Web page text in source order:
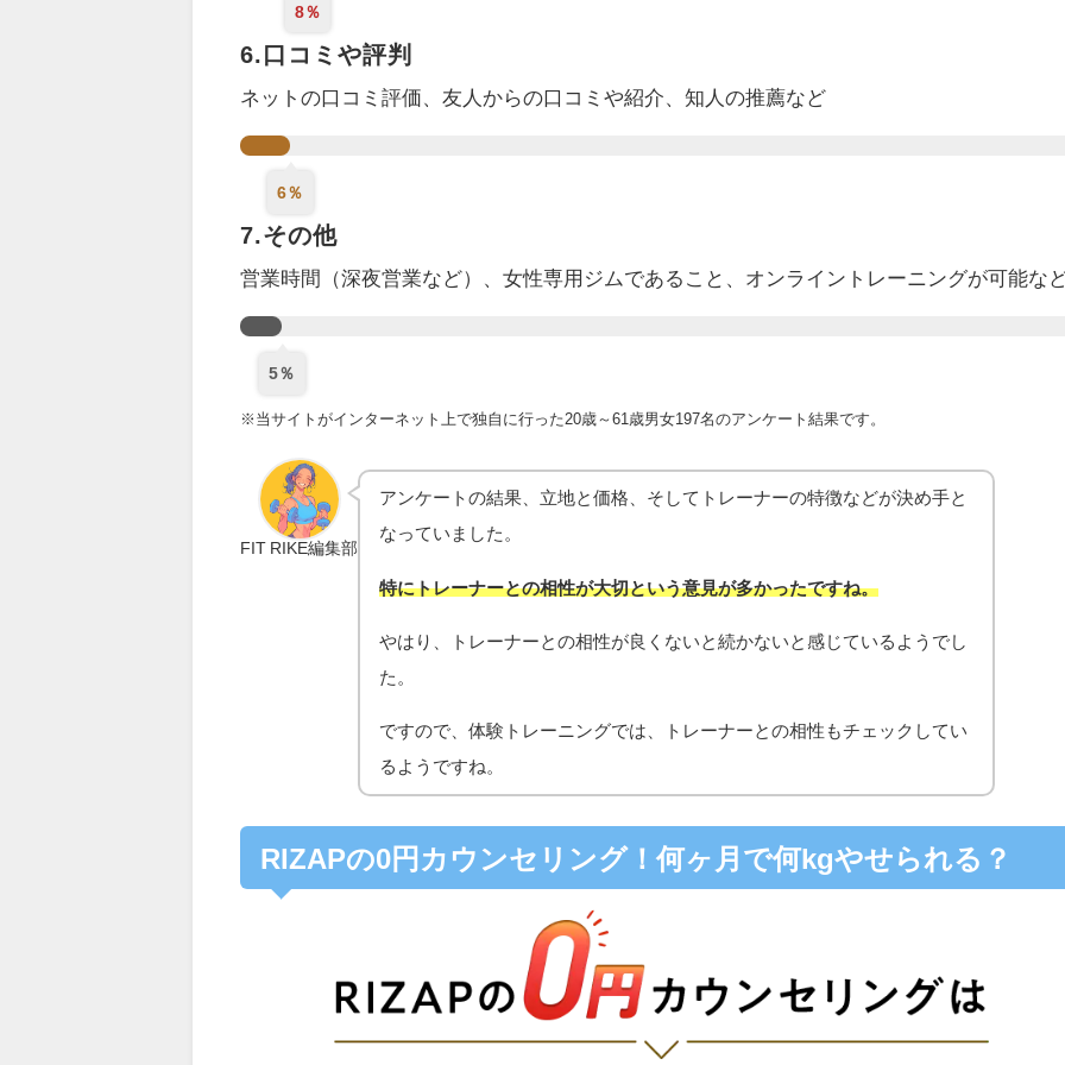
8％
6.口コミや評判
ネットの口コミ評価、友人からの口コミや紹介 、知人の推薦など
6％
7.その他
営業時間（深夜営業など）、女性専用ジムであること、オンライントレーニングが可能な
5％
※当サイトがインターネット上で独自に行った20歳～61歳男女197名のアンケート結果です。
FIT RIKE編集部
アンケートの結果、立地と価格、そしてトレーナーの特徴などが決め手と
なっていました。
特にトレーナーとの相性が大切という意見が多かったですね。
やはり、トレーナーとの相性が良くないと続かないと感じているようでし
た。
ですので、体験トレーニングでは、トレーナーとの相性もチェックしてい
るようですね。
RIZAPの0円カウンセリング！何ヶ月で何kgやせられる？